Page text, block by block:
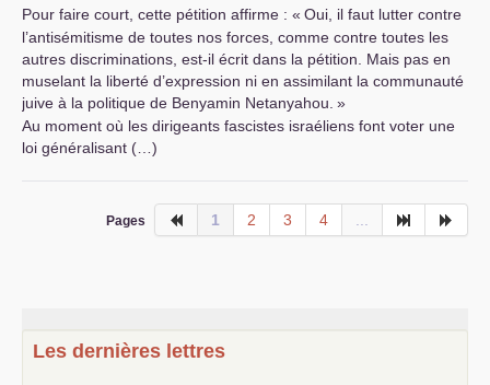
Pour faire court, cette pétition affirme : « Oui, il faut lutter contre
l’antisémitisme de toutes nos forces, comme contre toutes les
autres discriminations, est-il écrit dans la pétition. Mais pas en
muselant la liberté d’expression ni en assimilant la communauté
juive à la politique de Benyamin Netanyahou. »
Au moment où les dirigeants fascistes israéliens font voter une
loi généralisant (…)
Pages 1 2 3 4
Les dernières lettres